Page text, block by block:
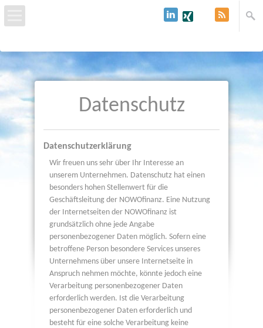
Start
Über uns
Baufinanzierung
Immobilien & Grundstücke
Kredit
Kontakt
Datenschutz
Datenschutzerklärung
Wir freuen uns sehr über Ihr Interesse an
unserem Unternehmen. Datenschutz hat einen
besonders hohen Stellenwert für die
Geschäftsleitung der NOWOfinanz. Eine Nutzung
der Internetseiten der NOWOfinanz ist
grundsätzlich ohne jede Angabe
personenbezogener Daten möglich. Sofern eine
betroffene Person besondere Services unseres
Unternehmens über unsere Internetseite in
Anspruch nehmen möchte, könnte jedoch eine
Verarbeitung personenbezogener Daten
erforderlich werden. Ist die Verarbeitung
personenbezogener Daten erforderlich und
besteht für eine solche Verarbeitung keine